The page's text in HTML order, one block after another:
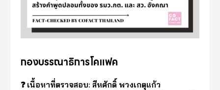
กองบรรณาธิการโคแฟค
❓ เนื้อหาที่ตรวจสอบ: สีหศักดิ์ พวงเกตุแก้ว